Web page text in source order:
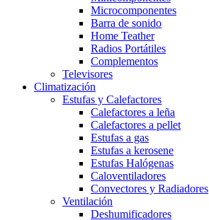
Microcomponentes
Barra de sonido
Home Teather
Radios Portátiles
Complementos
Televisores
Climatización
Estufas y Calefactores
Calefactores a leña
Calefactores a pellet
Estufas a gas
Estufas a kerosene
Estufas Halógenas
Caloventiladores
Convectores y Radiadores
Ventilación
Deshumificadores